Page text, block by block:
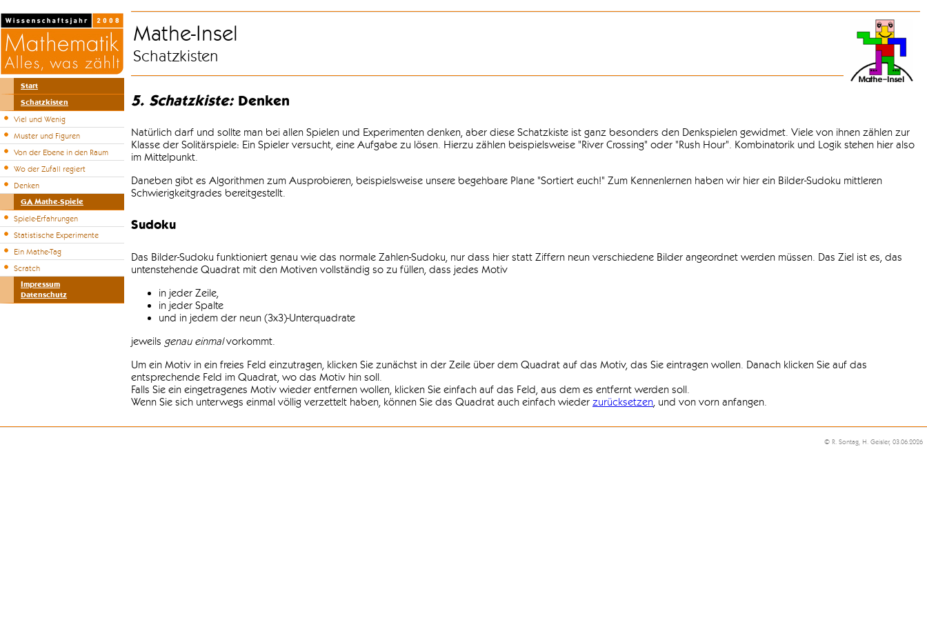
Start
Schatzkisten
Viel und Wenig
Muster und Figuren
Von der Ebene in den Raum
Wo der Zufall regiert
Denken
GA Mathe-Spiele
Spiele-Erfahrungen
Statistische Experimente
Ein Mathe-Tag
Scratch
Impressum
Datenschutz
Mathe-Insel
Schatzkisten
5. Schatzkiste:Denken
Natürlich darf und sollte man bei allen Spielen und Experimenten denken, aber diese Schatzkiste ist ganz besonders den Denkspielen gewidmet. Viele von ihnen zählen zur
Klasse der Solitärspiele: Ein Spieler versucht, eine Aufgabe zu lösen. Hierzu zählen beispielsweise "River Crossing" oder "Rush Hour". Kombinatorik und Logik stehen hier also
im Mittelpunkt.
Daneben gibt es Algorithmen zum Ausprobieren, beispielsweise unsere begehbare Plane "Sortiert euch!" Zum Kennenlernen haben wir hier ein Bilder-Sudoku mittleren
Schwierigkeitgrades bereitgestellt.
Sudoku
Das Bilder-Sudoku funktioniert genau wie das normale Zahlen-Sudoku, nur dass hier statt Ziffern neun verschiedene Bilder angeordnet werden müssen. Das Ziel ist es, das
untenstehende Quadrat mit den Motiven vollständig so zu füllen, dass jedes Motiv
in jeder Zeile,
in jeder Spalte
und in jedem der neun (3x3)-Unterquadrate
jeweils genau einmalvorkommt.
Um ein Motiv in ein freies Feld einzutragen, klicken Sie zunächst in der Zeile über dem Quadrat auf das Motiv, das Sie eintragen wollen. Danach klicken Sie auf das
entsprechende Feld im Quadrat, wo das Motiv hin soll.
Falls Sie ein eingetragenes Motiv wieder entfernen wollen, klicken Sie einfach auf das Feld, aus dem es entfernt werden soll.
Wenn Sie sich unterwegs einmal völlig verzettelt haben, können Sie das Quadrat auch einfach wieder zurücksetzen, und von vorn anfangen.
© R. Sontag, H. Geisler, 03.06.2026